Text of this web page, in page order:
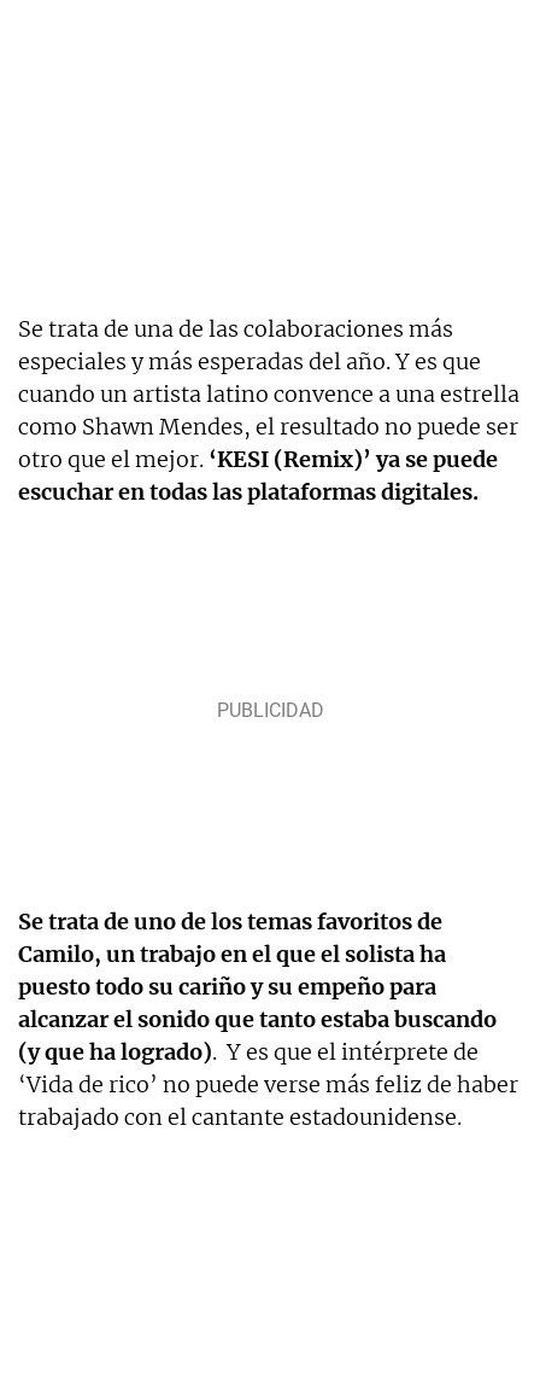
Se trata de una de las colaboraciones más
especiales y más esperadas del año. Y es que
cuando un artista latino convence a una estrella
como Shawn Mendes, el resultado no puede ser
otro que el mejor. ‘KESI (Remix)’ ya se puede
escuchar en todas las plataformas digitales.
Se trata de uno de los temas favoritos de
Camilo, un trabajo en el que el solista ha
puesto todo su cariño y su empeño para
alcanzar el sonido que tanto estaba buscando
(y que ha logrado). Y es que el intérprete de
‘Vida de rico’ no puede verse más feliz de haber
trabajado con el cantante estadounidense.